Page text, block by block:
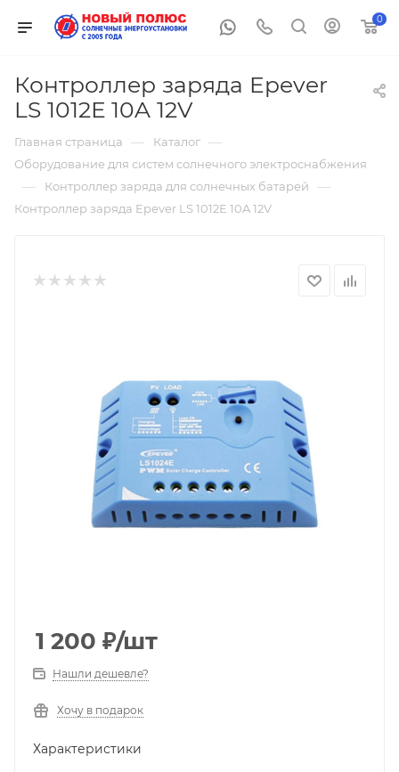
0
Контроллер заряда Epever
LS 1012Е 10A 12V
Главная страница — Каталог —
Оборудование для систем солнечного электроснабжения
— Контроллер заряда для солнечных батарей —
Контроллер заряда Epever LS 1012Е 10A 12V
1 200 ₽/шт
Нашли дешевле?
Хочу в подарок
Характеристики